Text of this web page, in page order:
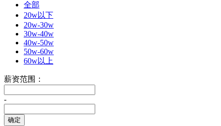
全部
20w以下
20w-30w
30w-40w
40w-50w
50w-60w
60w以上
薪资范围：
-